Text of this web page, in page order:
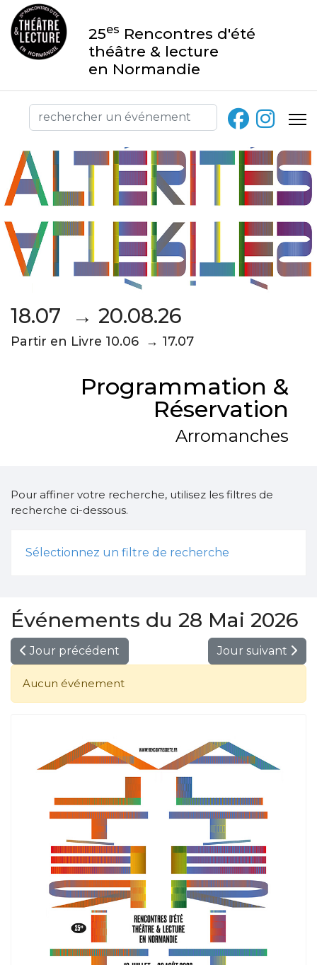
25es Rencontres d'été
théâtre & lecture
en Normandie
18.07 → 20.08.26
Partir en Livre 10.06 → 17.07
Programmation &
Réservation
Arromanches
Pour affiner votre recherche, utilisez les filtres de
recherche ci-dessous.
Sélectionnez un filtre de recherche
Événements du 28 Mai 2026
Jour précédent Jour suivant
Aucun événement